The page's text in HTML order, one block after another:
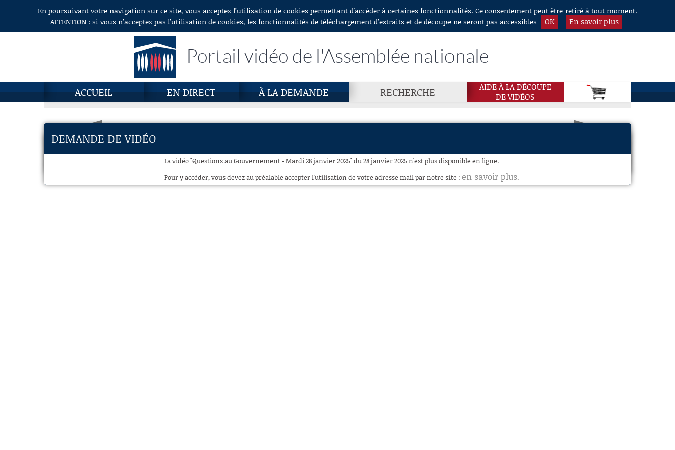
Aller au contenuEn poursuivant votre navigation sur ce site, vous acceptez l’utilisation de cookies permettant d'accéder à certaines fonctionnalités. Ce consentement peut être retiré à tout moment.
ATTENTION : si vous n’acceptez pas l’utilisation de cookies, les fonctionnalités de téléchargement d’extraits et de découpe ne seront pas accessibles
OK En savoir plus
Portail vidéo de l'Assemblée nationale
ACCUEIL EN DIRECT À LA DEMANDE RECHERCHE
AIDE À LA DÉCOUPE
DE VIDÉOS
DEMANDE DE VIDÉO
La vidéo "Questions au Gouvernement - Mardi 28 janvier 2025" du 28 janvier 2025 n'est plus disponible en ligne.
Pour y accéder, vous devez au préalable accepter l'utilisation de votre adresse mail par notre site : en savoir plus.